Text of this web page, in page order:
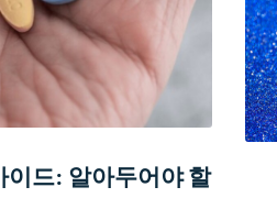
이드: 알아두어야 할